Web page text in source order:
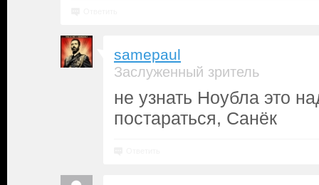
samepaul
Заслуженный зритель
не узнать Ноубла это
постараться, Санёк